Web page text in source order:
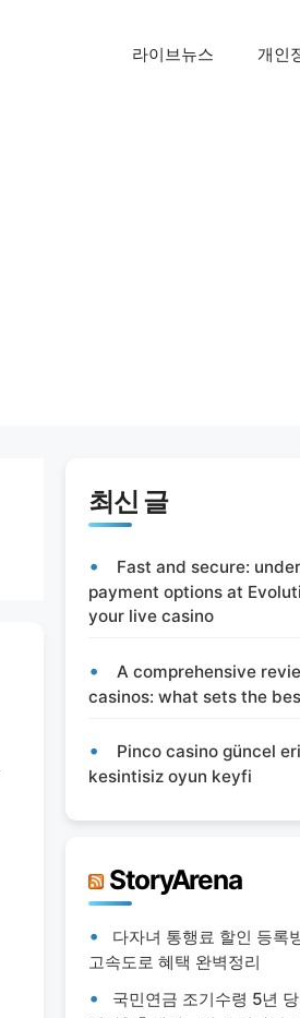
라이브뉴스 개인
최신 글
Fast and secure:
payment options at
your live casino
A comprehensive
casinos: what sets the
Pinco casino güncel
kesintisiz oyun keyfi
StoryArena
다자녀 통행료 할인 등록
고속도로 혜택 완벽정리
국민연금 조기수령 5년